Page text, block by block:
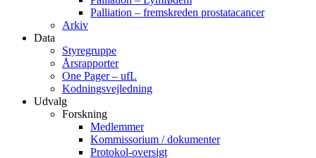
Palliation – fremskreden prostatacancer
Arkiv
Data
Styregruppe
Årsrapporter
One Pager – ufL
Kodningsvejledning
Udvalg
Forskning
Medlemmer
Kommissorium / dokumenter
Protokol-oversigt